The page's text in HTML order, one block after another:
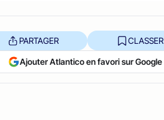
PARTAGER CLASSER
Ajouter Atlantico en favori sur Google